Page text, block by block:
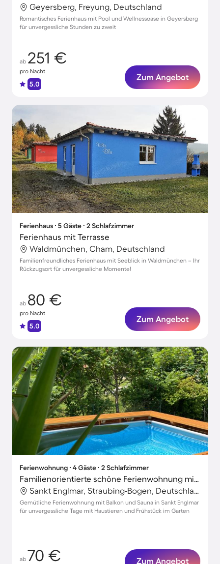
Geyersberg, Freyung, Deutschland
Romantisches Ferienhaus mit Pool und Wellnessoase in Geyersberg
für unvergessliche Stunden zu zweit
ab 251 €
pro Nacht
5.0
Zum Angebot
Ferienhaus ∙ 5 Gäste ∙ 2 Schlafzimmer
Ferienhaus mit Terrasse
Waldmünchen, Cham, Deutschland
Familienfreundliches Ferienhaus mit Seeblick in Waldmünchen – Ihr
Rückzugsort für unvergessliche Momente!
ab 80 €
pro Nacht
5.0
Zum Angebot
Ferienwohnung ∙ 4 Gäste ∙ 2 Schlafzimmer
Familienorientierte schöne Ferienwohnung mit Terrasse, Sauna und Garten | Haustierfreundlich
Sankt Englmar, Straubing-Bogen, Deutschland
Gemütliche Ferienwohnung mit Balkon und Sauna in Sankt Englmar
für unvergessliche Tage mit Haustieren und Frühstück im Garten
ab 70 € Zum Angebot